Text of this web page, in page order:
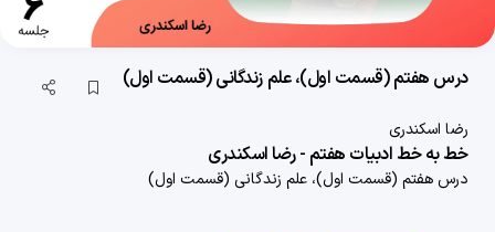
درس هفتم (قسمت اول)، علم زندگانی (قسمت اول)
رضا اسکندری
خط به خط ادبیات هفتم - رضا اسکندری
درس هفتم (قسمت اول)، علم زندگانی (قسمت اول)
1400/08/29
درس اول، زنگ آفرینش
درس دوم، چشمه معرفت
32 دقیقه